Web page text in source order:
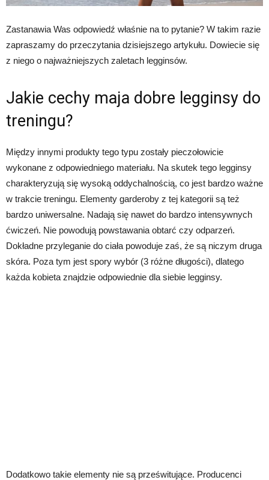
Zastanawia Was odpowiedź właśnie na to pytanie? W takim razie
zapraszamy do przeczytania dzisiejszego artykułu. Dowiecie się
z niego o najważniejszych zaletach legginsów.
Jakie cechy maja dobre legginsy do
treningu?
Między innymi produkty tego typu zostały pieczołowicie
wykonane z odpowiedniego materiału. Na skutek tego legginsy
charakteryzują się wysoką oddychalnością, co jest bardzo ważne
w trakcie treningu. Elementy garderoby z tej kategorii są też
bardzo uniwersalne. Nadają się nawet do bardzo intensywnych
ćwiczeń. Nie powodują powstawania obtarć czy odparzeń.
Dokładne przyleganie do ciała powoduje zaś, że są niczym druga
skóra. Poza tym jest spory wybór (3 różne długości), dlatego
każda kobieta znajdzie odpowiednie dla siebie legginsy.
Dodatkowo takie elementy nie są prześwitujące. Producenci